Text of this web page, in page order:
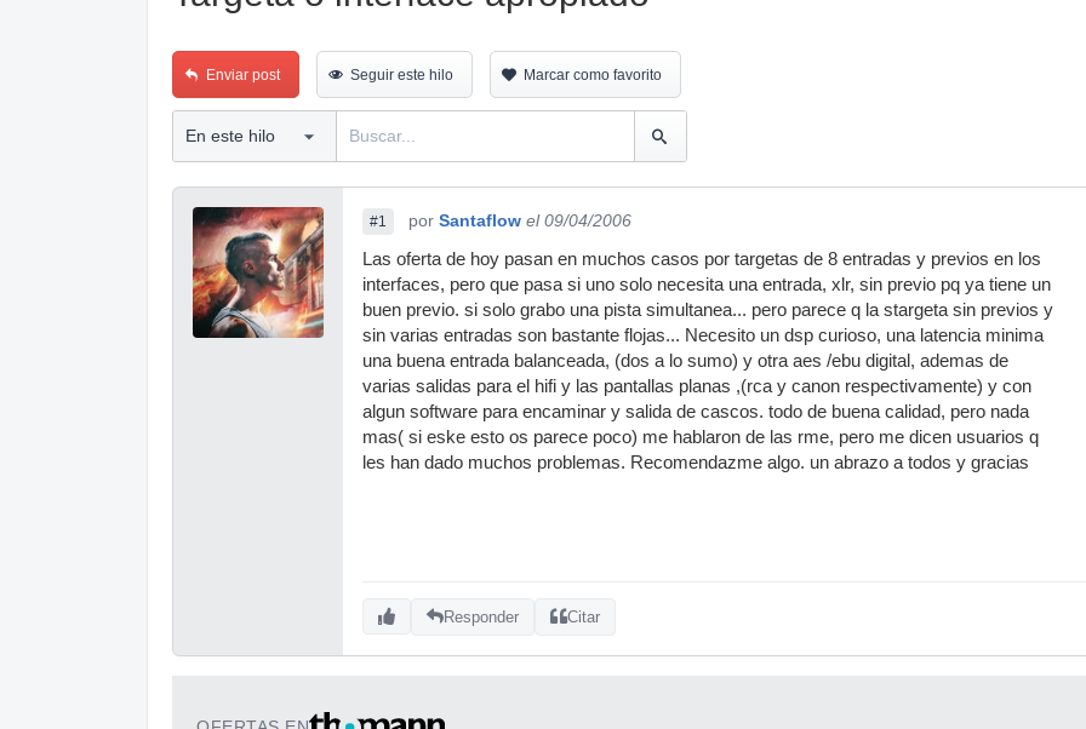
Enviar post Seguir este hilo Marcar como favorito
#1 por Santaflow el 09/04/2006
Las oferta de hoy pasan en muchos casos por targetas de 8 entradas y previos en los
interfaces, pero que pasa si uno solo necesita una entrada, xlr, sin previo pq ya tiene un
buen previo. si solo grabo una pista simultanea... pero parece q la stargeta sin previos y
sin varias entradas son bastante flojas... Necesito un dsp curioso, una latencia minima
una buena entrada balanceada, (dos a lo sumo) y otra aes /ebu digital, ademas de
varias salidas para el hifi y las pantallas planas ,(rca y canon respectivamente) y con
algun software para encaminar y salida de cascos. todo de buena calidad, pero nada
mas( si eske esto os parece poco) me hablaron de las rme, pero me dicen usuarios q
les han dado muchos problemas. Recomendazme algo. un abrazo a todos y gracias
Responder Citar